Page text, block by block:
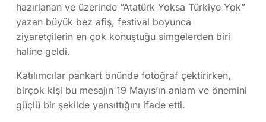
hazırlanan ve üzerinde “Atatürk Yoksa Türkiye Yok”
yazan büyük bez afiş, festival boyunca
ziyaretçilerin en çok konuştuğu simgelerden biri
haline geldi.
Katılımcılar pankart önünde fotoğraf çektirirken,
birçok kişi bu mesajın 19 Mayıs’ın anlam ve önemini
güçlü bir şekilde yansıttığını ifade etti.